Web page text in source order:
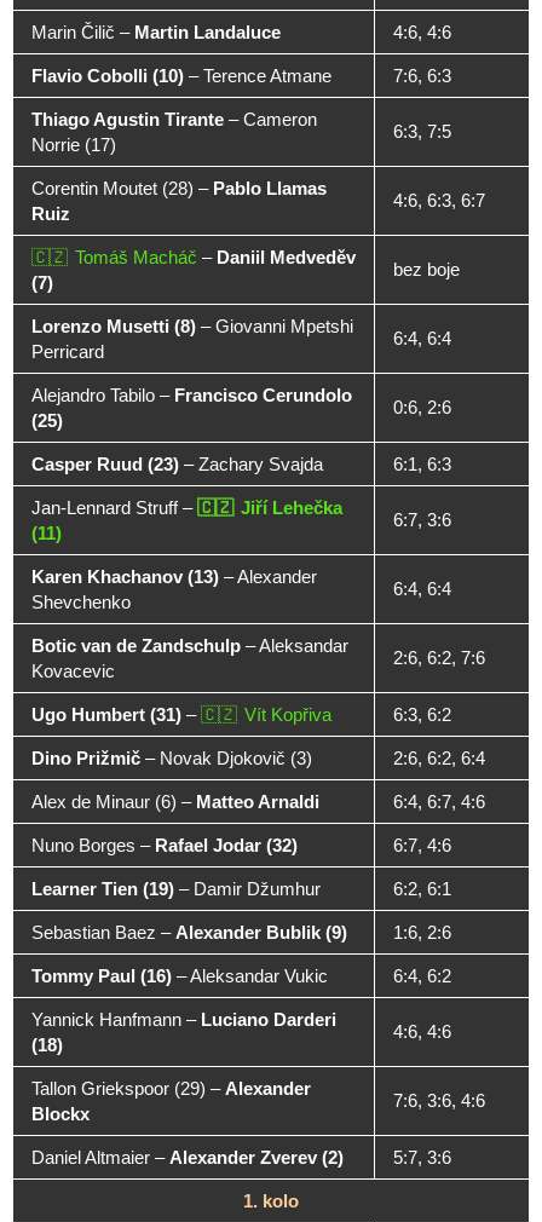
Marin Čilič – Martin Landaluce 4:6, 4:6
Flavio Cobolli (10) –Terence Atmane 7:6, 6:3
Thiago Agustin Tirante –Cameron
Norrie (17)
6:3, 7:5
Corentin Moutet (28) – Pablo Llamas
Ruiz
4:6, 6:3, 6:7
Tomáš Macháč – Daniil Medveděv
(7)
bez boje
Lorenzo Musetti (8) –Giovanni Mpetshi
Perricard
6:4, 6:4
Alejandro Tabilo – Francisco Cerundolo
(25)
0:6, 2:6
Casper Ruud (23) –Zachary Svajda 6:1, 6:3
Jan-Lennard Struff–
Jiří Lehečka
(11)
6:7, 3:6
Karen Khachanov (13) –Alexander
Shevchenko
6:4, 6:4
Botic van de Zandschulp –Aleksandar
Kovacevic
2:6, 6:2, 7:6
Ugo Humbert (31) – Vít Kopřiva 6:3, 6:2
Dino Prižmič – Novak Djokovič (3) 2:6, 6:2, 6:4
Alex de Minaur (6) – Matteo Arnaldi 6:4, 6:7, 4:6
Nuno Borges – Rafael Jodar (32) 6:7, 4:6
Learner Tien (19) – Damir Džumhur 6:2, 6:1
Sebastian Baez –Alexander Bublik (9) 1:6, 2:6
Tommy Paul (16) –Aleksandar Vukic 6:4, 6:2
Yannick Hanfmann – Luciano Darderi
(18)
4:6, 4:6
Tallon Griekspoor (29) –Alexander
Blockx
7:6, 3:6, 4:6
Daniel Altmaier –Alexander Zverev (2) 5:7, 3:6
1. kolo